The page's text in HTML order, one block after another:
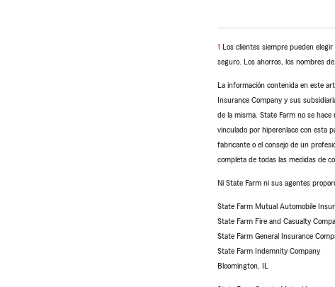
regresar
a
1 Los clientes siempre pueden
seguro. Los ahorros, los nombres
La información contenida en este
Insurance Company y sus
de la misma. State Farm no se
vinculado por hiperenlace con esta
fabricante o el consejo de un
completa de todas las medidas de
Ni State Farm ni sus agentes
State Farm Mutual Automobile
State Farm Fire and Casualty
State Farm General Insurance
State Farm Indemnity Company
Bloomington, IL